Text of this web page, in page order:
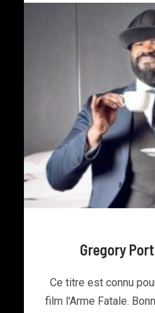
Gregory
Ce titre est connu
film l'Arme Fatale.